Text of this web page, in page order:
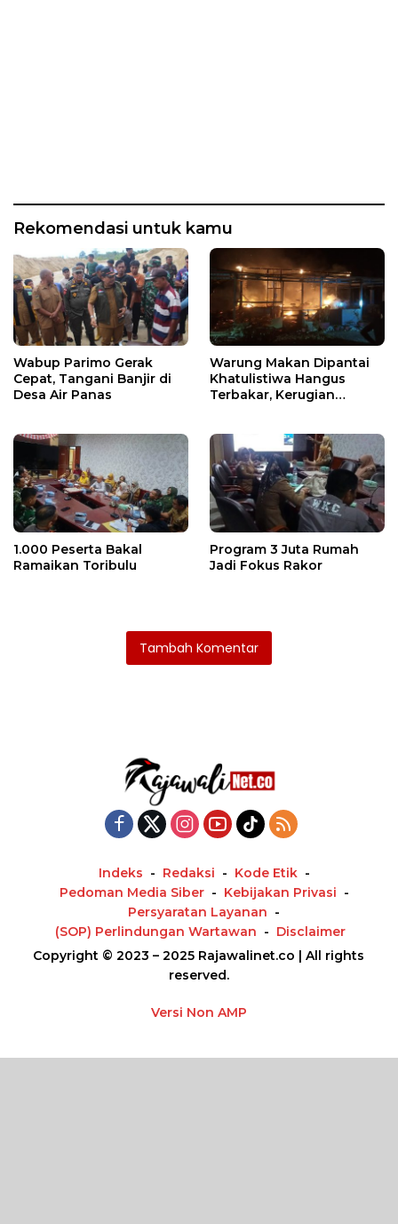
Rekomendasi untuk kamu
Wabup Parimo Gerak
Cepat, Tangani Banjir di
Desa Air Panas
Warung Makan Dipantai
Khatulistiwa Hangus
Terbakar, Kerugian
1.000 Peserta Bakal
Ramaikan Toribulu
Program 3 Juta Rumah
Jadi Fokus Rakor
Tambah Komentar
Indeks Redaksi
Kode Etik
Pedoman Media Siber
Kebijakan Privasi
Persyaratan Layanan
(SOP) Perlindungan Wartawan
Disclaimer
Copyright © 2023 – 2025 Rajawalinet.co | All rights
reserved.
Versi Non AMP